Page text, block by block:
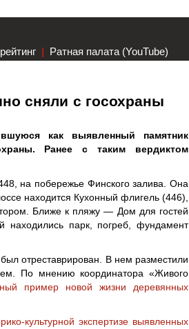
| Ратная палата (YouTube)
сняли с госохраны
как выявленный памятник
Ранее с таким вердиктом
на побережье Финского залива. Она
находится Кухонный флигель (446),
Ближе к пляжу — Дом для гостей
парк, погреб, фундамент
отреставрирован. В нем разместили
По мнению координатора «Живого
пример новой жизни деревянных
культурной экспертизе выявленных